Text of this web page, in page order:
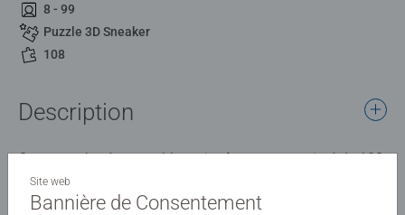
8 - 99
Puzzle 3D Sneaker
108
Description
Cette sneaker à assembler soi-même est constitué de 108
pièces en plastique numérotées et de quelques
accessoires. Solide, originale et très pratique, elle pourra
Site web
Bannière de Consentement